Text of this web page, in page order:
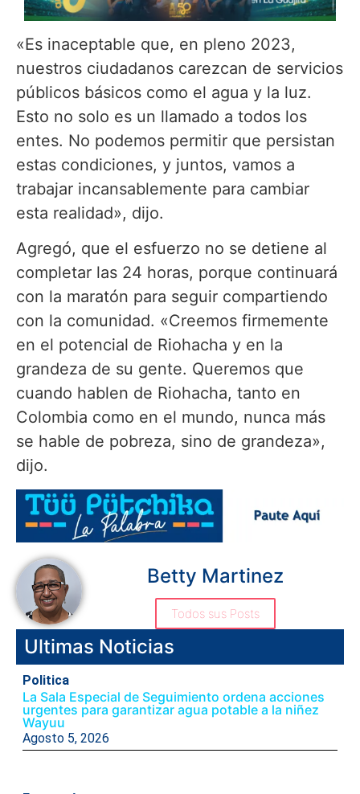
«Es inaceptable que, en pleno 2023,
nuestros ciudadanos carezcan de servicios
públicos básicos como el agua y la luz.
Esto no solo es un llamado a todos los
entes. No podemos permitir que persistan
estas condiciones, y juntos, vamos a
trabajar incansablemente para cambiar
esta realidad», dijo.
Agregó, que el esfuerzo no se detiene al
completar las 24 horas, porque continuará
con la maratón para seguir compartiendo
con la comunidad. «Creemos firmemente
en el potencial de Riohacha y en la
grandeza de su gente. Queremos que
cuando hablen de Riohacha, tanto en
Colombia como en el mundo, nunca más
se hable de pobreza, sino de grandeza»,
dijo.
Betty Martinez
Todos sus Posts
Ultimas Noticias
Politica
La Sala Especial de Seguimiento ordena acciones
urgentes para garantizar agua potable a la niñez
Wayuu
Agosto 5, 2026